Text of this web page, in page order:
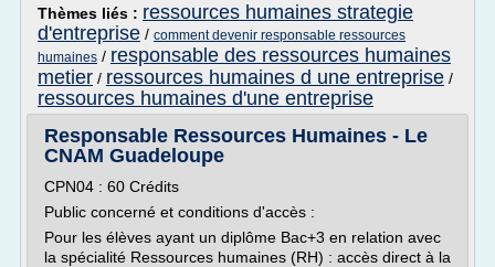
Thèmes liés : ressources humaines strategie
d'entreprise / comment devenir responsable ressources
humaines / responsable des ressources humaines
metier / ressources humaines d une entreprise /
ressources humaines d'une entreprise
Responsable Ressources Humaines - Le
CNAM Guadeloupe
CPN04 : 60 Crédits
Public concerné et conditions d'accès :
Pour les élèves ayant un diplôme Bac+3 en relation avec
la spécialité Ressources humaines (RH) : accès direct à la